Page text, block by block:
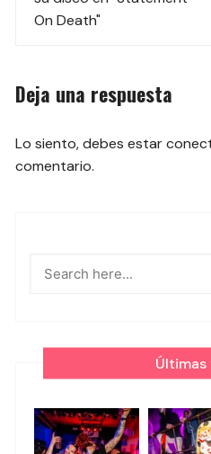
las
On Death"
Deja una respuesta
Lo siento, debes estar
comentario.